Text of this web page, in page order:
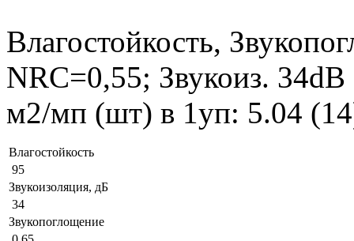
Влагостойкость,
NRC=0,55; Звукоиз. 34dB
м2/мп (шт) в 1уп: 5.04
Влагостойкость
95
Звукоизоляция, дБ
34
Звукопоглощение